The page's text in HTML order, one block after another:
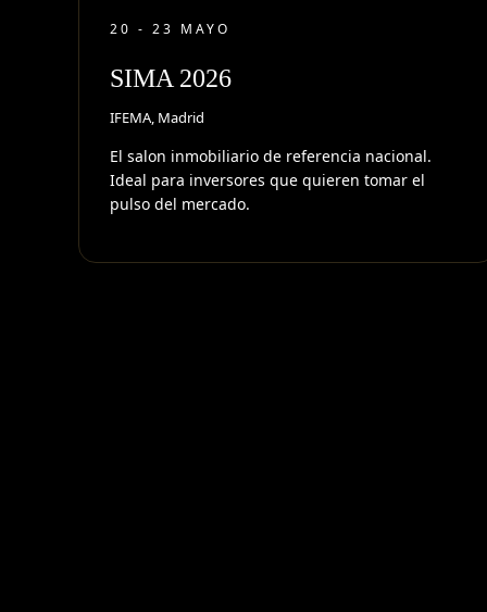
20 - 23 MAYO
SIMA 2026
IFEMA, Madrid
El salon inmobiliario de referencia nacional.
Ideal para inversores que quieren tomar el
pulso del mercado.